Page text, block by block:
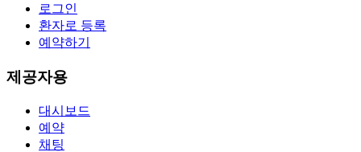
로그인
환자로 등록
예약하기
제공자용
대시보드
예약
채팅